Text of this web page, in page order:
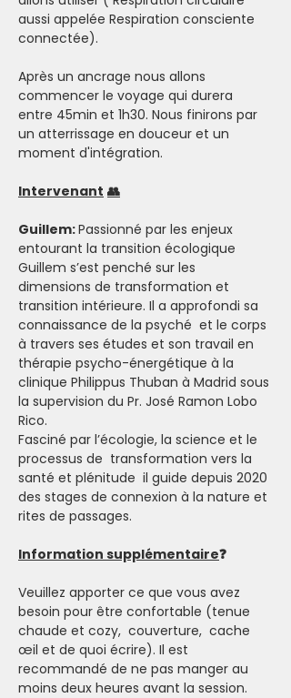
aussi appelée Respiration consciente
connectée).
Après un ancrage nous allons
commencer le voyage qui durera
entre 45min et 1h30. Nous finirons par
un atterrissage en douceur et un
moment d'intégration.
Intervenant 👥
Guillem: Passionné par les enjeux
entourant la transition écologique
Guillem s’est penché sur les
dimensions de transformation et
transition intérieure. Il a approfondi sa
connaissance de la psyché  et le corps
à travers ses études et son travail en
thérapie psycho-énergétique à la
clinique Philippus Thuban à Madrid sous
la supervision du Pr. José Ramon Lobo
Rico.
Fasciné par l’écologie, la science et le
processus de  transformation vers la
santé et plénitude  il guide depuis 2020
des stages de connexion à la nature et
rites de passages.
Information supplémentaire❓
Veuillez apporter ce que vous avez
besoin pour être confortable (tenue
chaude et cozy,  couverture,  cache
œil et de quoi écrire). Il est
recommandé de ne pas manger au
moins deux heures avant la session.